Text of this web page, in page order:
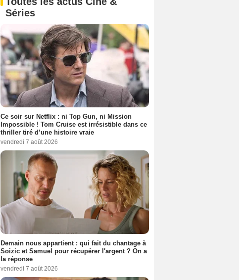
Séries
Ce soir sur Netflix : ni Top Gun, ni Mission
Impossible ! Tom Cruise est irrésistible dans ce
thriller tiré d’une histoire vraie
vendredi 7 août 2026
Demain nous appartient : qui fait du chantage à
Soizic et Samuel pour récupérer l'argent ? On a
la réponse
vendredi 7 août 2026